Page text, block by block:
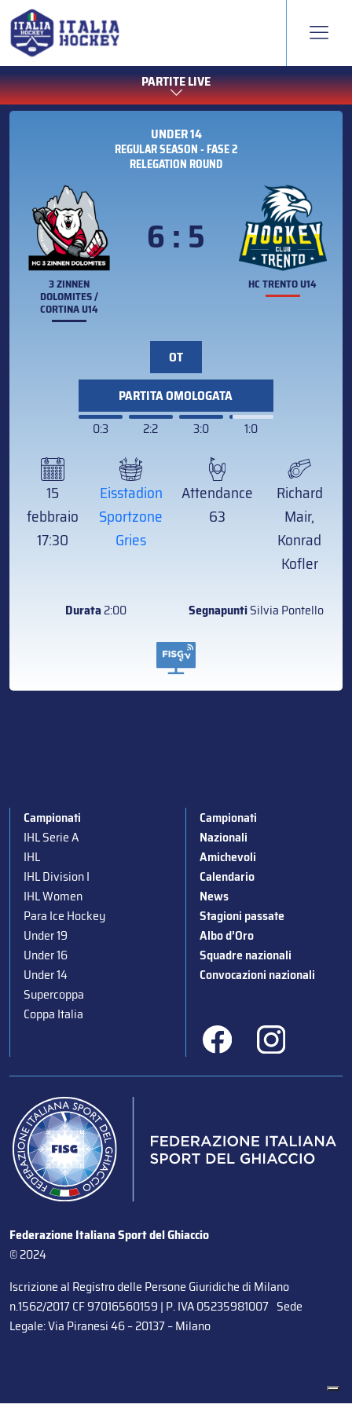
PARTITE LIVE
UNDER 14
REGULAR SEASON - FASE 2
RELEGATION ROUND
3 ZINNEN
DOLOMITES /
CORTINA U14
6 : 5
HC TRENTO U14
OT
PARTITA OMOLOGATA
0:3
2:2 3:0 1:0
15
febbraio
17:30
Eisstadion
Sportzone
Gries
Attendance
63
Richard
Mair,
Konrad
Kofler
Durata2:00 SegnapuntiSilvia Pontello
Campionati
IHL Serie A
IHL
IHL Division I
IHL Women
Para Ice Hockey
Under 19
Under 16
Under 14
Supercoppa
Coppa Italia
Campionati
Nazionali
Amichevoli
Calendario
News
Stagioni passate
Albo d’Oro
Squadre nazionali
Convocazioni nazionali
Federazione Italiana Sport del Ghiaccio
© 2024
Iscrizione al Registro delle Persone Giuridiche di Milano
n.1562/2017 CF 97016560159 | P. IVA 05235981007 Sede
Legale: Via Piranesi 46 – 20137 – Milano